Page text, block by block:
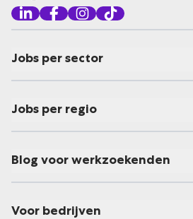
Jobs per sector
Jobs per regio
Blog voor werkzoekenden
Voor bedrijven